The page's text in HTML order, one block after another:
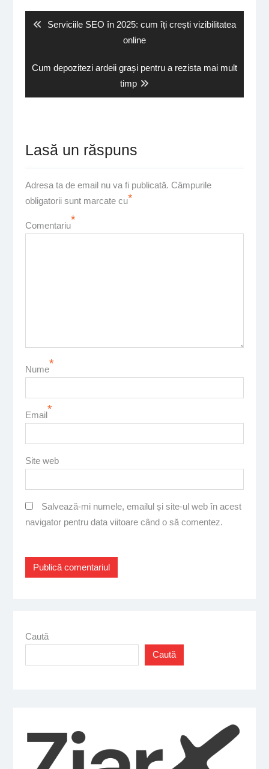
articolePrevious
Serviciile SEO în 2025: cum îți crești vizibilitatea
online
Next
Cum depozitezi ardeii grași pentru a rezista mai mult
timp
Lasă un răspuns
Adresa ta de email nu va fi publicată. Câmpurile
obligatorii sunt marcate cu*
Comentariu*
Nume*
Email*
Site web
Salvează-mi numele, emailul și site-ul web în acest
navigator pentru data viitoare când o să comentez.
Caută
Caută